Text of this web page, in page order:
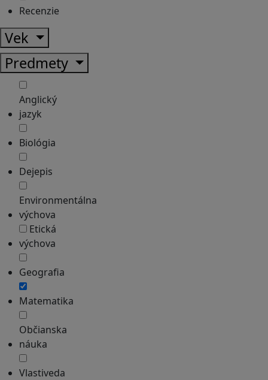
Recenzie
Vek
Predmety
Anglický
jazyk
Biológia
Dejepis
Environmentálna
výchova
Etická
výchova
Geografia
Matematika
Občianska
náuka
Vlastiveda